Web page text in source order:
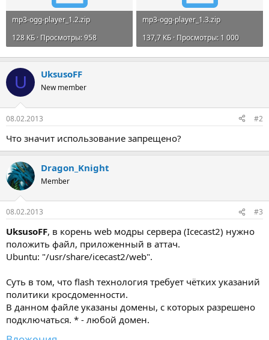
mp3-ogg-player_1.2.zip
128 КБ · Просмотры: 958
mp3-ogg-player_1.3.zip
137,7 КБ · Просмотры: 1 000
U UksusoFF
New member
08.02.2013 #2
Что значит использование запрещено?
Dragon_Knight
Member
08.02.2013 #3
UksusoFF, в корень web модры сервера (Icecast2) нужно
положить файл, приложенный в аттач.
Ubuntu: "/usr/share/icecast2/web".
Суть в том, что flash технология требует чётких указаний
политики кросдоменности.
В данном файле указаны домены, с которых разрешено
подключаться. * - любой домен.